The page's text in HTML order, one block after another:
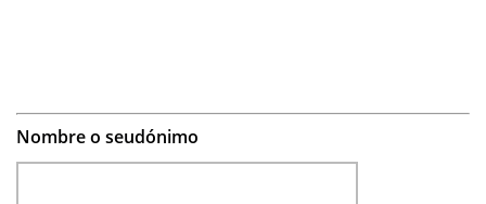
Nombre o seudónimo